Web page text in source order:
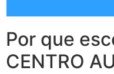
Por que
CENTRO